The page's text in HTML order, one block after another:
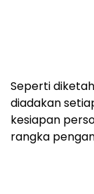
Seperti
diadakan
kesiapan
rangka